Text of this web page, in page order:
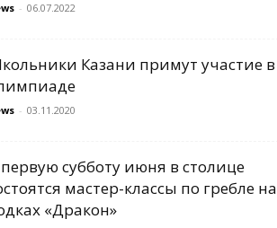
- 06.07.2022
Казани примут участие в
- 03.11.2020
субботу июня в столице
мастер-классы по гребле на
«Дракон»